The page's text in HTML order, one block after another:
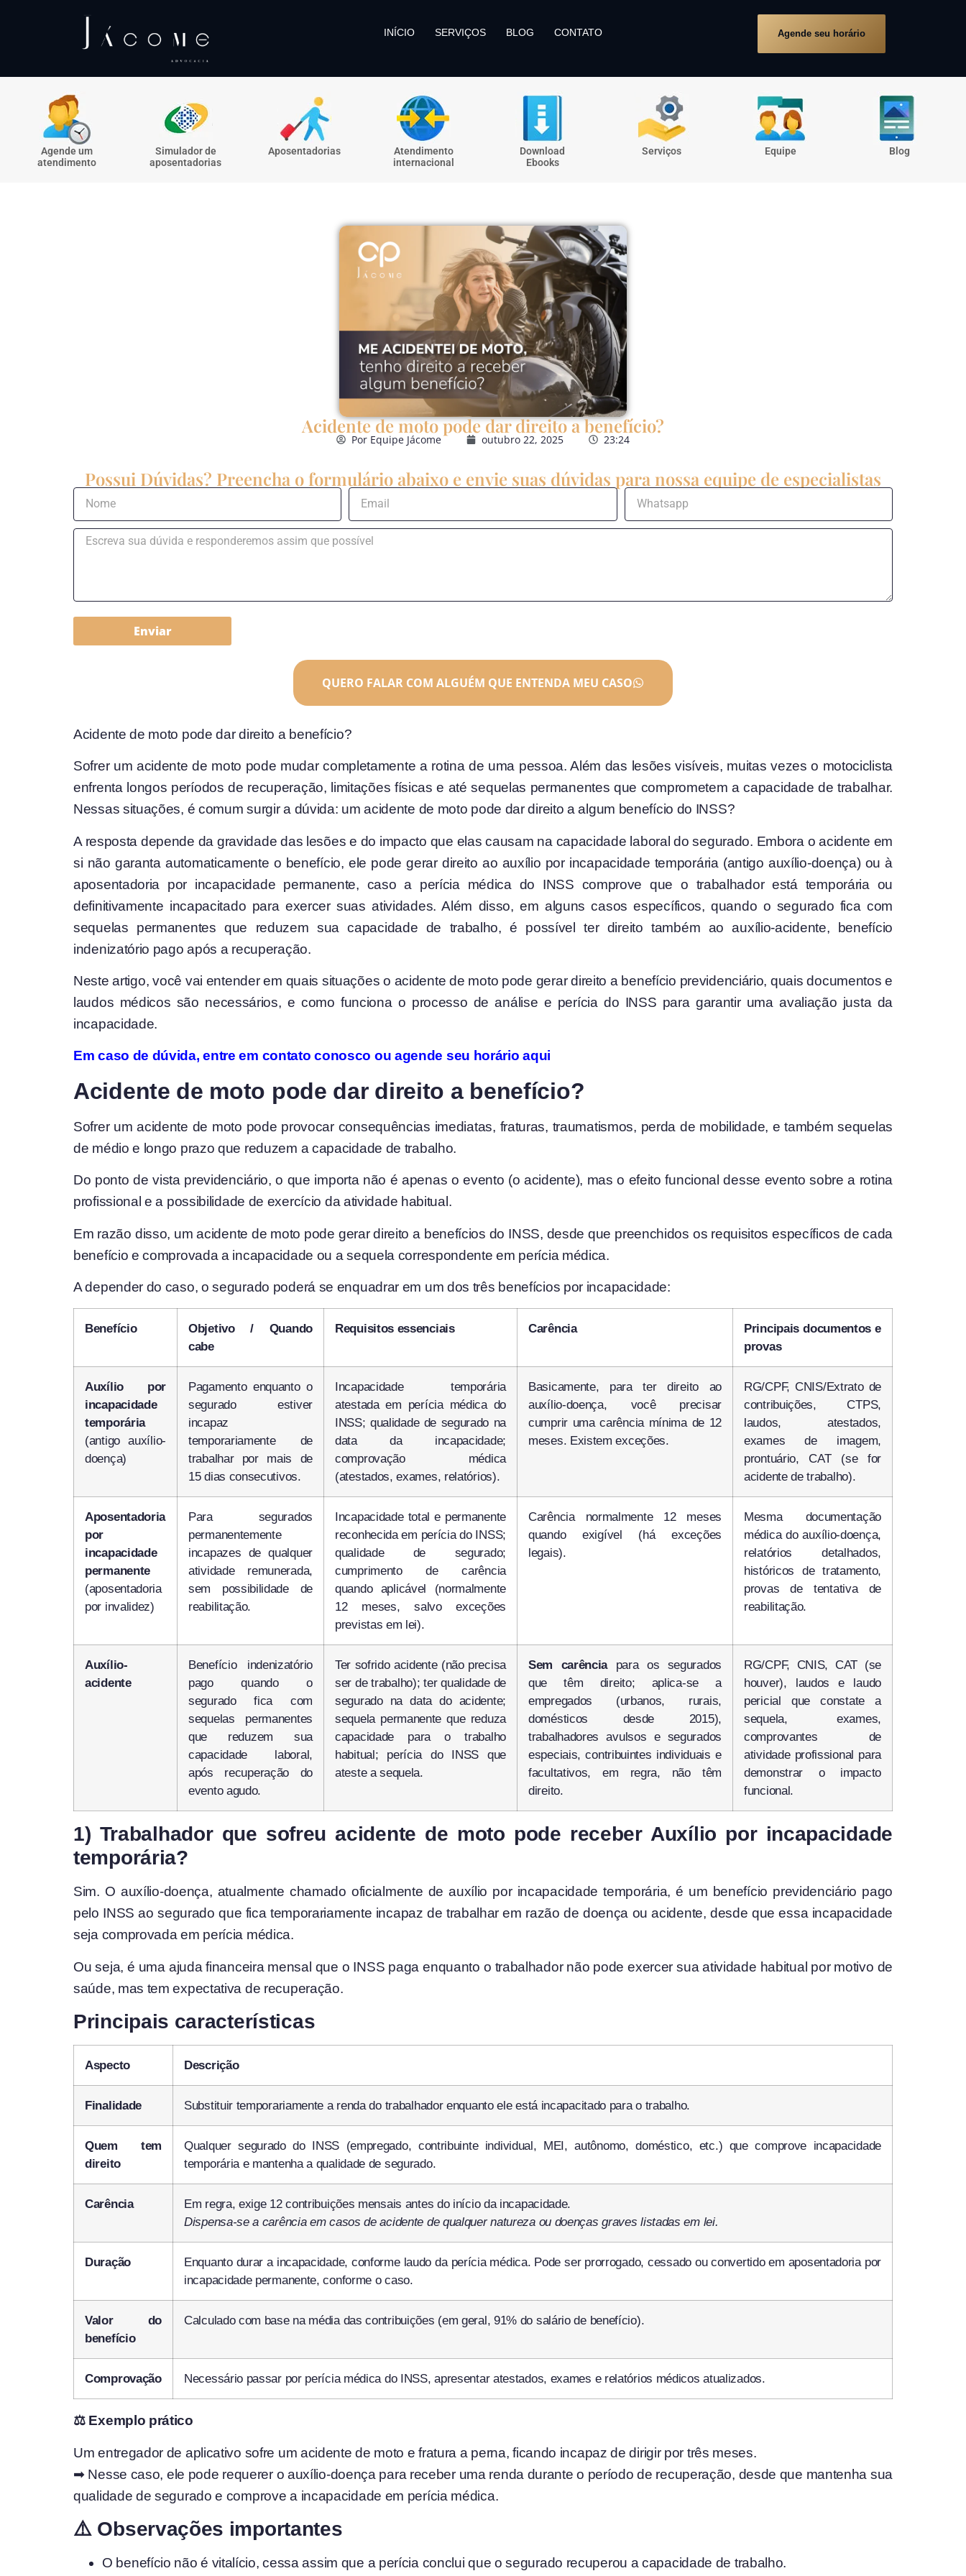
INÍCIO SERVIÇOS BLOG CONTATO Agende seu horário
Agende um
atendimento
Simulador de
aposentadorias
Aposentadorias
Atendimento
internacional
Download
Ebooks
Serviços Equipe Blog
Acidente de moto pode dar direito a benefício?
Por Equipe Jácome outubro 22, 2025 23:24
Possui Dúvidas? Preencha o formulário abaixo e envie suas dúvidas para nossa equipe de especialistas
Enviar
QUERO FALAR COM ALGUÉM QUE ENTENDA MEU CASO
Acidente de moto pode dar direito a benefício?
Sofrer um acidente de moto pode mudar completamente a rotina de uma pessoa. Além das lesões visíveis, muitas vezes o motociclista
enfrenta longos períodos de recuperação, limitações físicas e até sequelas permanentes que comprometem a capacidade de trabalhar.
Nessas situações, é comum surgir a dúvida: um acidente de moto pode dar direito a algum benefício do INSS?
A resposta depende da gravidade das lesões e do impacto que elas causam na capacidade laboral do segurado. Embora o acidente em
si não garanta automaticamente o benefício, ele pode gerar direito ao auxílio por incapacidade temporária (antigo auxílio-doença) ou à
aposentadoria por incapacidade permanente, caso a perícia médica do INSS comprove que o trabalhador está temporária ou
definitivamente incapacitado para exercer suas atividades. Além disso, em alguns casos específicos, quando o segurado fica com
sequelas permanentes que reduzem sua capacidade de trabalho, é possível ter direito também ao auxílio-acidente, benefício
indenizatório pago após a recuperação.
Neste artigo, você vai entender em quais situações o acidente de moto pode gerar direito a benefício previdenciário, quais documentos e
laudos médicos são necessários, e como funciona o processo de análise e perícia do INSS para garantir uma avaliação justa da
incapacidade.
Em caso de dúvida, entre em contato conosco ou agende seu horário aqui
Acidente de moto pode dar direito a benefício?
Sofrer um acidente de moto pode provocar consequências imediatas, fraturas, traumatismos, perda de mobilidade, e também sequelas
de médio e longo prazo que reduzem a capacidade de trabalho.
Do ponto de vista previdenciário, o que importa não é apenas o evento (o acidente), mas o efeito funcional desse evento sobre a rotina
profissional e a possibilidade de exercício da atividade habitual.
Em razão disso, um acidente de moto pode gerar direito a benefícios do INSS, desde que preenchidos os requisitos específicos de cada
benefício e comprovada a incapacidade ou a sequela correspondente em perícia médica.
A depender do caso, o segurado poderá se enquadrar em um dos três benefícios por incapacidade:
Benefício
Objetivo / Quando
cabe
Requisitos essenciais Carência
Principais documentos e
provas
Auxílio por
incapacidade
temporária
(antigo auxílio-
doença)
Pagamento enquanto o
segurado estiver
incapaz
temporariamente de
trabalhar por mais de
15 dias consecutivos.
Incapacidade temporária
atestada em perícia médica do
INSS; qualidade de segurado na
data da incapacidade;
comprovação médica
(atestados, exames, relatórios).
Basicamente, para ter direito ao
auxílio-doença, você precisar
cumprir uma carência mínima de 12
meses. Existem exceções.
RG/CPF, CNIS/Extrato de
contribuições, CTPS,
laudos, atestados,
exames de imagem,
prontuário, CAT (se for
acidente de trabalho).
Aposentadoria
por
incapacidade
permanente
(aposentadoria
por invalidez)
Para segurados
permanentemente
incapazes de qualquer
atividade remunerada,
sem possibilidade de
reabilitação.
Incapacidade total e permanente
reconhecida em perícia do INSS;
qualidade de segurado;
cumprimento de carência
quando aplicável (normalmente
12 meses, salvo exceções
previstas em lei).
Carência normalmente 12 meses
quando exigível (há exceções
legais).
Mesma documentação
médica do auxílio-doença,
relatórios detalhados,
históricos de tratamento,
provas de tentativa de
reabilitação.
Auxílio-
acidente
Benefício indenizatório
pago quando o
segurado fica com
sequelas permanentes
que reduzem sua
capacidade laboral,
após recuperação do
evento agudo.
Ter sofrido acidente (não precisa
ser de trabalho); ter qualidade de
segurado na data do acidente;
sequela permanente que reduza
capacidade para o trabalho
habitual; perícia do INSS que
ateste a sequela.
Sem carênciapara os segurados
que têm direito; aplica-se a
empregados (urbanos, rurais,
domésticos desde 2015),
trabalhadores avulsos e segurados
especiais, contribuintes individuais e
facultativos, em regra, não têm
direito.
RG/CPF, CNIS, CAT (se
houver), laudos e laudo
pericial que constate a
sequela, exames,
comprovantes de
atividade profissional para
demonstrar o impacto
funcional.
1) Trabalhador que sofreu acidente de moto pode receber Auxílio por incapacidade
temporária?
Sim. O auxílio-doença, atualmente chamado oficialmente de auxílio por incapacidade temporária, é um benefício previdenciário pago
pelo INSS ao segurado que fica temporariamente incapaz de trabalhar em razão de doença ou acidente, desde que essa incapacidade
seja comprovada em perícia médica.
Ou seja, é uma ajuda financeira mensal que o INSS paga enquanto o trabalhador não pode exercer sua atividade habitual por motivo de
saúde, mas tem expectativa de recuperação.
Principais características
Aspecto Descrição
Finalidade Substituir temporariamente a renda do trabalhador enquanto ele está incapacitado para o trabalho.
Quem tem
direito
Qualquer segurado do INSS (empregado, contribuinte individual, MEI, autônomo, doméstico, etc.) que comprove incapacidade
temporária e mantenha a qualidade de segurado.
Carência
Em regra, exige 12 contribuições mensais antes do início da incapacidade.
Dispensa-se a carência em casos de acidente de qualquer natureza ou doenças graves listadas em lei.
Duração
Enquanto durar a incapacidade, conforme laudo da perícia médica. Pode ser prorrogado, cessado ou convertido em aposentadoria por
incapacidade permanente, conforme o caso.
Valor do
benefício
Calculado com base na média das contribuições (em geral, 91% do salário de benefício).
Comprovação Necessário passar por perícia médica do INSS, apresentar atestados, exames e relatórios médicos atualizados.
⚖️ Exemplo prático
Um entregador de aplicativo sofre um acidente de moto e fratura a perna, ficando incapaz de dirigir por três meses.
➡ Nesse caso, ele pode requerer o auxílio-doença para receber uma renda durante o período de recuperação, desde que mantenha sua
qualidade de segurado e comprove a incapacidade em perícia médica.
⚠️ Observações importantes
O benefício não é vitalício, cessa assim que a perícia conclui que o segurado recuperou a capacidade de trabalho.